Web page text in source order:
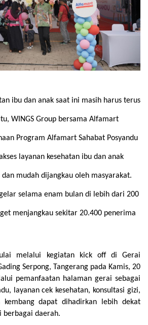
ibu dan anak saat ini masih harus terus
WINGS Group bersama Alfamart
Program Alfamart Sahabat Posyandu
layanan kesehatan ibu dan anak
mudah dijangkau oleh masyarakat.
selama enam bulan di lebih dari 200
menjangkau sekitar 20.400 penerima
melalui kegiatan kick off di Gerai
Serpong, Tangerang pada Kamis, 20
pemanfaatan halaman gerai sebagai
layanan cek kesehatan, konsultasi gizi,
kembang dapat dihadirkan lebih dekat
berbagai daerah.